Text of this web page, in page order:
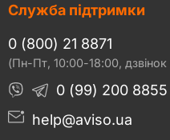
Служба підтримки
0 (800) 21 8871
(Пн-Пт, 10:00-18:00,
0 (99) 200 8855
help@aviso.ua